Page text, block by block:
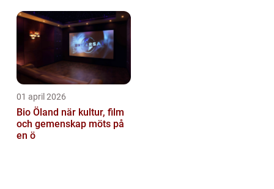
01 april 2026
Bio Öland när kultur, film
och gemenskap möts på
en ö